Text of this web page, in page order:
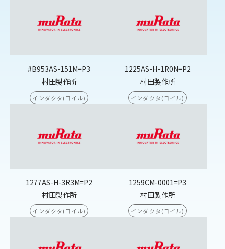
#B953AS-151M=P3
村田製作所
インダクタ(コイル)
1225AS-H-1R0N=P2
村田製作所
インダクタ(コイル)
1277AS-H-3R3M=P2
村田製作所
インダクタ(コイル)
1259CM-0001=P3
村田製作所
インダクタ(コイル)